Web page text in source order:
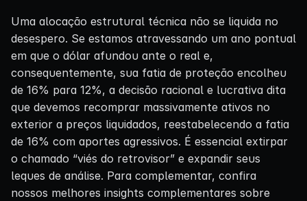
Uma alocação estrutural técnica não se liquida no
desespero. Se estamos atravessando um ano pontual
em que o dólar afundou ante o real e,
consequentemente, sua fatia de proteção encolheu
de 16% para 12%, a decisão racional e lucrativa dita
que devemos recomprar massivamente ativos no
exterior a preços liquidados, reestabelecendo a fatia
de 16% com aportes agressivos. É essencial extirpar
o chamado “viés do retrovisor” e expandir seus
leques de análise. Para complementar, confira
nossos melhores insights complementares sobre